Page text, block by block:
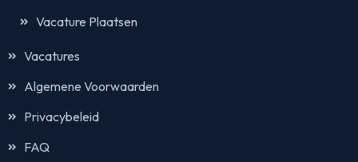
Vacature Plaatsen
Vacatures
Algemene Voorwaarden
Privacybeleid
FAQ